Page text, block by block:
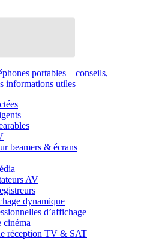
portables – conseils,
informations utiles
beamers & écrans
AV
dynamique
d’affichage
cinéma
réception TV & SAT